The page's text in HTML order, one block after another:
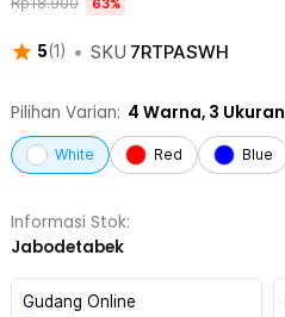
5(1 ) • SKU 7RTPASWH
63%
Pilihan Varian: 4 Warna, 3 Ukuran
White Red Blue
Informasi Stok:
Jabodetabek
Gudang Online